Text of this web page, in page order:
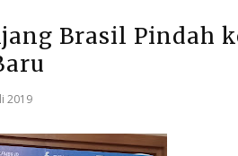
Brasil Pindah
2019